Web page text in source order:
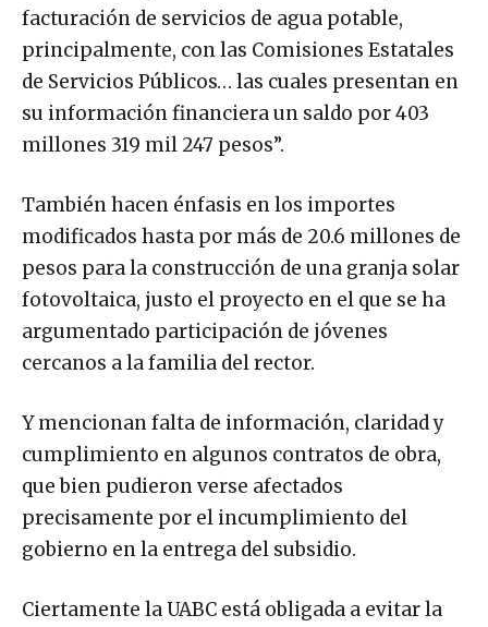
facturación de servicios de agua potable,
principalmente, con las Comisiones Estatales
de Servicios Públicos… las cuales presentan en
su información financiera un saldo por 403
millones 319 mil 247 pesos”.
También hacen énfasis en los importes
modificados hasta por más de 20.6 millones de
pesos para la construcción de una granja solar
fotovoltaica, justo el proyecto en el que se ha
argumentado participación de jóvenes
cercanos a la familia del rector.
Y mencionan falta de información, claridad y
cumplimiento en algunos contratos de obra,
que bien pudieron verse afectados
precisamente por el incumplimiento del
gobierno en la entrega del subsidio.
Ciertamente la UABC está obligada a evitar la